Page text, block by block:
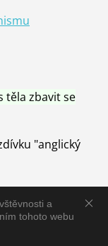
a
tohoto webu
těla zbavit se
"anglický
neutralizací a